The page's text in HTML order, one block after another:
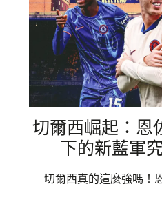
切爾西崛起：恩
下的新藍軍
切爾西真的這麼強嗎！